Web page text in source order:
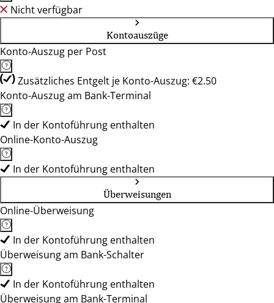
Nicht verfügbar
Kontoauszüge
Konto-Auszug per Post
Zusätzliches Entgelt je Konto-Auszug: €2.50
Konto-Auszug am Bank-Terminal
In der Kontoführung enthalten
Online-Konto-Auszug
In der Kontoführung enthalten
Überweisungen
Online-Überweisung
In der Kontoführung enthalten
Überweisung am Bank-Schalter
In der Kontoführung enthalten
Überweisung am Bank-Terminal